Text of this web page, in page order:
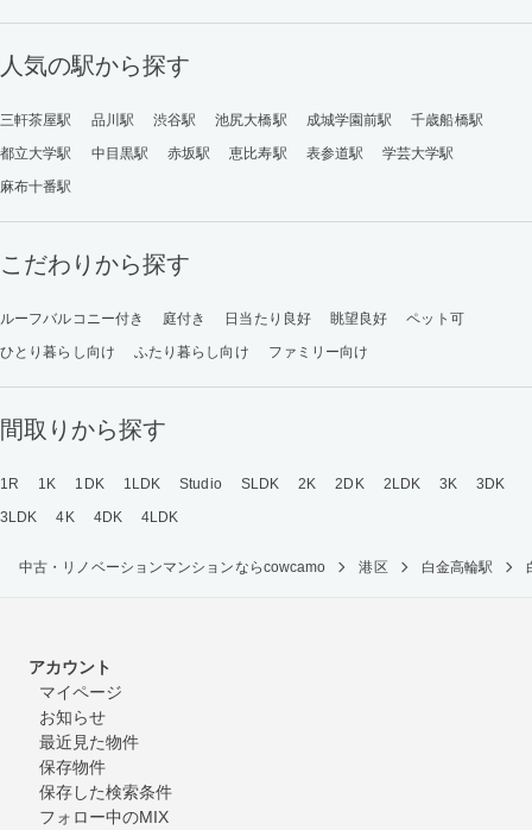
人気の駅から探す
三軒茶屋駅 品川駅 渋谷駅 池尻大橋駅 成城学園前駅
千歳船橋駅
都立大学駅
中目黒駅 赤坂駅 恵比寿駅 表参道駅
学芸大学駅
麻布十番駅
こだわりから探す
ルーフバルコニー付き 庭付き 日当たり良好 眺望良好
ペット可
ひとり暮らし向け
ふたり暮らし向け ファミリー向け
間取りから探す
1R 1K 1DK 1LDK Studio SLDK 2K 2DK 2LDK 3K
3DK
3LDK
4K 4DK 4LDK
中古・リノベーションマンションならcowcamo 港区 白金高輪駅
アカウント
マイページ
お知らせ
最近見た物件
保存物件
保存した検索条件
フォロー中のMIX